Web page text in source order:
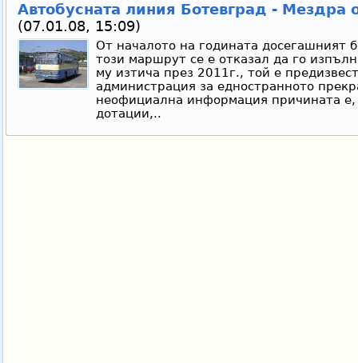
Автобусната линия Ботевград - Мездра
(07.01.08, 15:09)
От началото на годината досегашният
този маршрут се е отказал да го
му изтича през 2011г., той е
администрация за едностранното
неофициална информация причината
дотации,..